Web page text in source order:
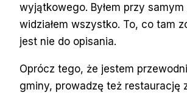
wyjątkowego. Byłem przy samym
widziałem wszystko. To, co tam
jest nie do opisania.
Oprócz tego, że jestem
gminy, prowadzę też restaurację